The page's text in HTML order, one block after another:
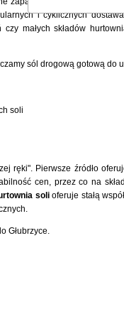
i cyklicznych
małych składów
sól drogową gotową do
soli
ręki". Pierwsze źródło
cen, przez co na
solioferuje stałą
Głubrzyce.